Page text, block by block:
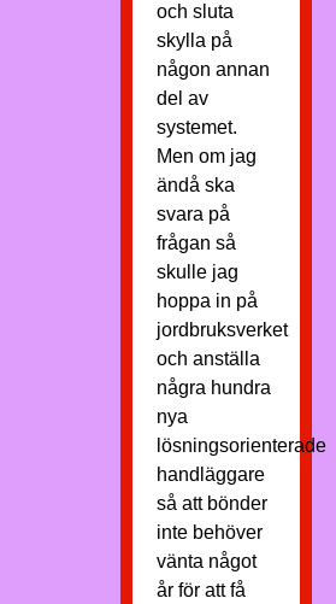
och sluta
skylla på
någon annan
del av
systemet.
Men om jag
ändå ska
svara på
frågan så
skulle jag
hoppa in på
jordbruksverket
och anställa
några hundra
nya
lösningsorienterade
handläggare
så att bönder
inte behöver
vänta något
år för att få